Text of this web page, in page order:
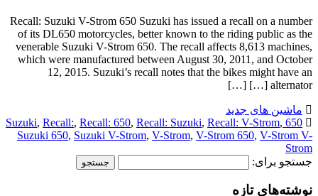
Recall: Suzuki V-Strom 650 Suzuki has issued a recall on a number
of its DL650 motorcycles, better known to the riding public as the
venerable Suzuki V-Strom 650. The recall affects 8,613 machines,
which were manufactured between August 30, 2011, and October
12, 2015. Suzuki’s recall notes that the bikes might have an
alternator […] […]
ماشین های جدید
650 Suzuki
, Recall:, Recall: 650, Recall: Suzuki, Recall: V-Strom,
Suzuki 650, Suzuki V-Strom, V-Strom, V-Strom 650, V-Strom V-
Strom
جستجو برای:
نوشته‌های تازه